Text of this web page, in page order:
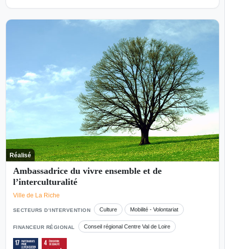
Réalisé
Ambassadrice du vivre ensemble et de
l’interculturalité
Ville de La Riche
SECTEURS D’INTERVENTION Culture Mobilité - Volontariat
FINANCEUR RÉGIONAL Conseil régional Centre Val de Loire